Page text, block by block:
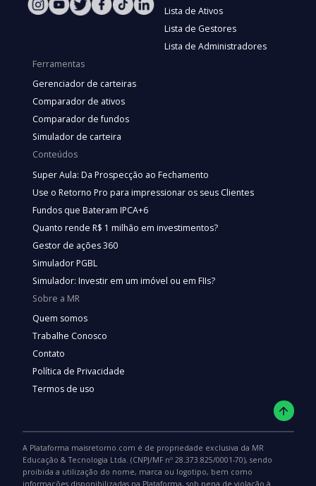
Lista de Ativos
Lista de Gestores
Lista de Administradores
Ferramentas
Gerenciador de carteiras
Comparador de ativos
Comparador de fundos
Simulador de carteira
Conteúdos
Super Aula: Da Prospecção ao Fechamento
Use o Retorno Pro para impressionar os seus Clientes
Fundos que Bateram IPCA+6
Quanto rende R$ 1 milhão em investimentos?
Gestor de ações 360
Simulador PGBL
Simulador: Investir em um imóvel ou em FIIs?
Sobre a MR
Quem somos
Trabalhe Conosco
Contato
Política de Privacidade
Termos de uso
A Plataforma maisretorno.com é de propriedade exclusiva da MR
Educação & Tecnologia Ltda. (CNPJ/MF nº 28.373.825/0001-70), sendo
proibida a utilização do nome, marca ou logotipo, bem como
informações disponibilizadas na Plataforma, sob pena de violação à